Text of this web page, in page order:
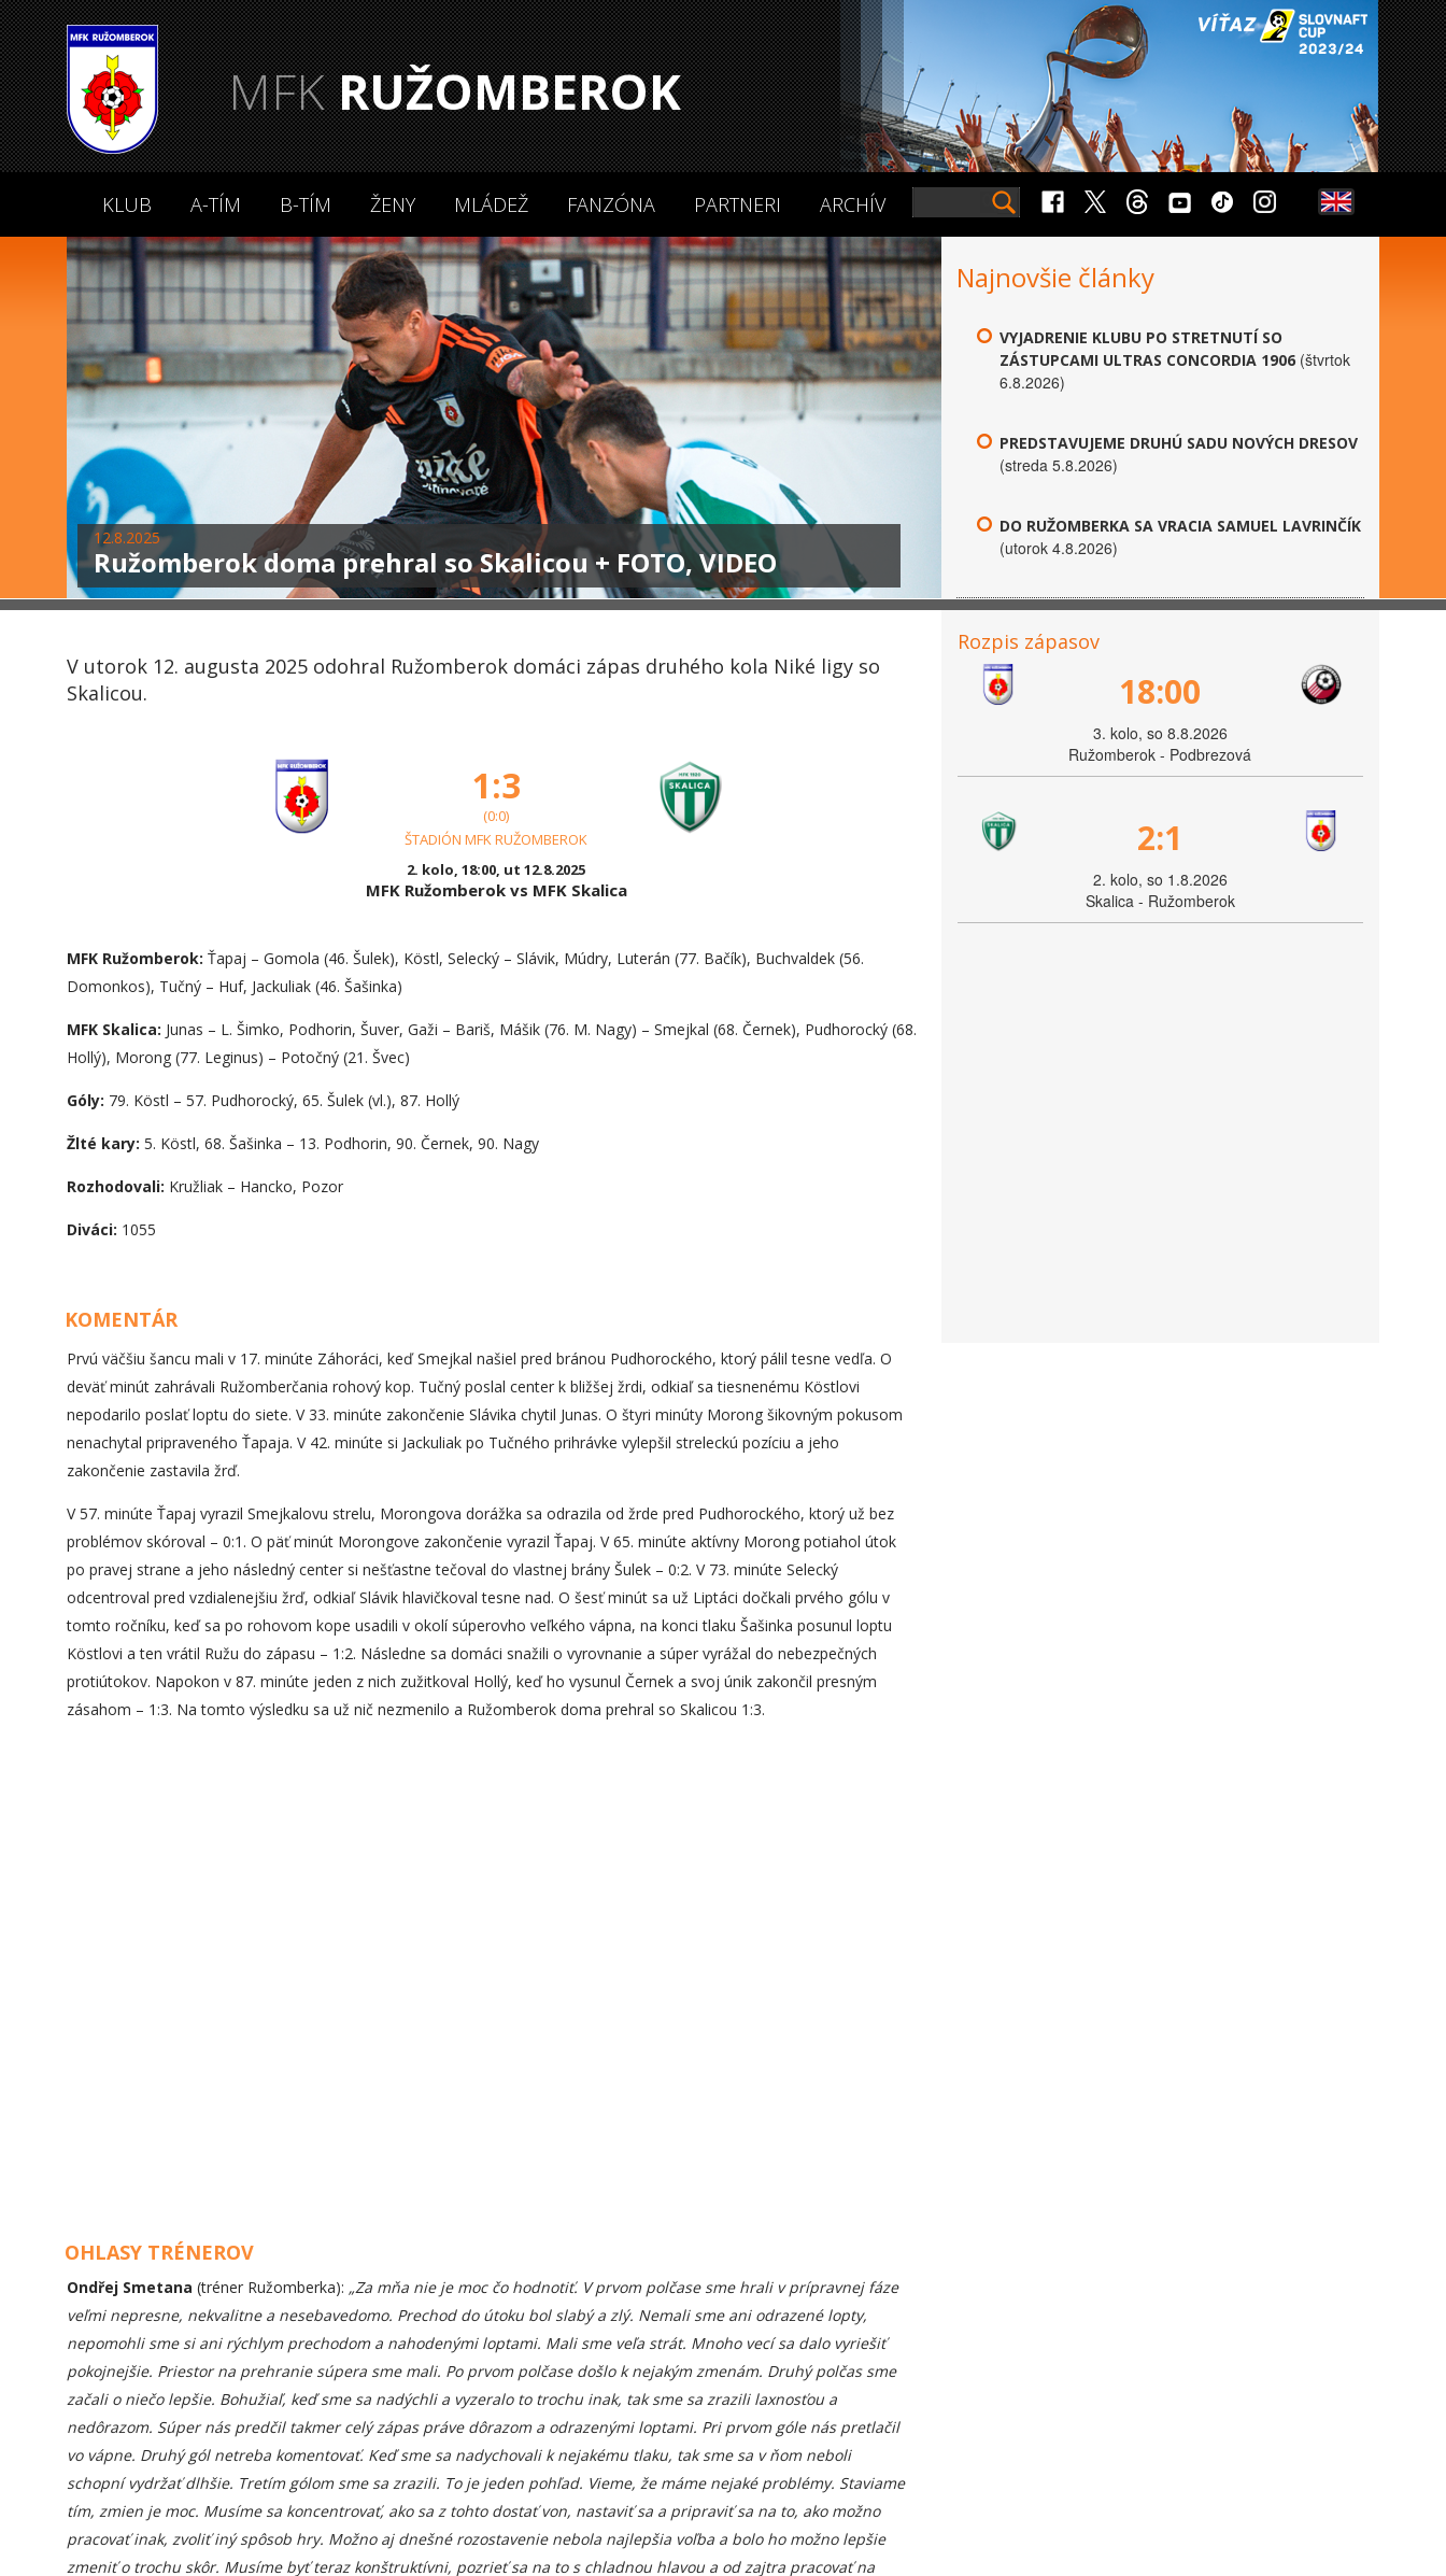
MFKRUŽOMBEROK
KLUB A-TÍM B-TÍM ŽENY MLÁDEŽ FANZÓNA PARTNERI ARCHÍV
12.8.2025
Ružomberok doma prehral so Skalicou + FOTO, VIDEO
Najnovšie články
VYJADRENIE KLUBU PO STRETNUTÍ SO
ZÁSTUPCAMI ULTRAS CONCORDIA 1906 (štvrtok
6.8.2026)
PREDSTAVUJEME DRUHÚ SADU NOVÝCH DRESOV
(streda 5.8.2026)
DO RUŽOMBERKA SA VRACIA SAMUEL LAVRINČÍK
(utorok 4.8.2026)
V utorok 12. augusta 2025 odohral Ružomberok domáci zápas druhého kola Niké ligy so
Skalicou.
1:3
(0:0)
ŠTADIÓN MFK RUŽOMBEROK
2. kolo, 18:00, ut 12.8.2025
MFK Ružomberok vs MFK Skalica
MFK Ružomberok: Ťapaj – Gomola (46. Šulek), Köstl, Selecký – Slávik, Múdry, Luterán (77. Bačík), Buchvaldek (56.
Domonkos), Tučný – Huf, Jackuliak (46. Šašinka)
MFK Skalica: Junas – L. Šimko, Podhorin, Šuver, Gaži – Bariš, Mášik (76. M. Nagy) – Smejkal (68. Černek), Pudhorocký (68.
Hollý), Morong (77. Leginus) – Potočný (21. Švec)
Góly: 79. Köstl – 57. Pudhorocký, 65. Šulek (vl.), 87. Hollý
Žlté kary: 5. Köstl, 68. Šašinka – 13. Podhorin, 90. Černek, 90. Nagy
Rozhodovali: Kružliak – Hancko, Pozor
Diváci: 1055
KOMENTÁR
Prvú väčšiu šancu mali v 17. minúte Záhoráci, keď Smejkal našiel pred bránou Pudhorockého, ktorý pálil tesne vedľa. O
deväť minút zahrávali Ružomberčania rohový kop. Tučný poslal center k bližšej žrdi, odkiaľ sa tiesnenému Köstlovi
nepodarilo poslať loptu do siete. V 33. minúte zakončenie Slávika chytil Junas. O štyri minúty Morong šikovným pokusom
nenachytal pripraveného Ťapaja. V 42. minúte si Jackuliak po Tučného prihrávke vylepšil streleckú pozíciu a jeho
zakončenie zastavila žrď.
V 57. minúte Ťapaj vyrazil Smejkalovu strelu, Morongova dorážka sa odrazila od žrde pred Pudhorockého, ktorý už bez
problémov skóroval – 0:1. O päť minút Morongove zakončenie vyrazil Ťapaj. V 65. minúte aktívny Morong potiahol útok
po pravej strane a jeho následný center si nešťastne tečoval do vlastnej brány Šulek – 0:2. V 73. minúte Selecký
odcentroval pred vzdialenejšiu žrď, odkiaľ Slávik hlavičkoval tesne nad. O šesť minút sa už Liptáci dočkali prvého gólu v
tomto ročníku, keď sa po rohovom kope usadili v okolí súperovho veľkého vápna, na konci tlaku Šašinka posunul loptu
Köstlovi a ten vrátil Ružu do zápasu – 1:2. Následne sa domáci snažili o vyrovnanie a súper vyrážal do nebezpečných
protiútokov. Napokon v 87. minúte jeden z nich zužitkoval Hollý, keď ho vysunul Černek a svoj únik zakončil presným
zásahom – 1:3. Na tomto výsledku sa už nič nezmenilo a Ružomberok doma prehral so Skalicou 1:3.
OHLASY TRÉNEROV
Ondřej Smetana (tréner Ružomberka): „Za mňa nie je moc čo hodnotiť. V prvom polčase sme hrali v prípravnej fáze
veľmi nepresne, nekvalitne a nesebavedomo. Prechod do útoku bol slabý a zlý. Nemali sme ani odrazené lopty,
nepomohli sme si ani rýchlym prechodom a nahodenými loptami. Mali sme veľa strát. Mnoho vecí sa dalo vyriešiť
pokojnejšie. Priestor na prehranie súpera sme mali. Po prvom polčase došlo k nejakým zmenám. Druhý polčas sme
začali o niečo lepšie. Bohužiaľ, keď sme sa nadýchli a vyzeralo to trochu inak, tak sme sa zrazili laxnosťou a
nedôrazom. Súper nás predčil takmer celý zápas práve dôrazom a odrazenými loptami. Pri prvom góle nás pretlačil
vo vápne. Druhý gól netreba komentovať. Keď sme sa nadychovali k nejakému tlaku, tak sme sa v ňom neboli
schopní vydržať dlhšie. Tretím gólom sme sa zrazili. To je jeden pohľad. Vieme, že máme nejaké problémy. Staviame
tím, zmien je moc. Musíme sa koncentrovať, ako sa z tohto dostať von, nastaviť sa a pripraviť sa na to, ako možno
pracovať inak, zvoliť iný spôsob hry. Možno aj dnešné rozostavenie nebola najlepšia voľba a bolo ho možno lepšie
zmeniť o trochu skôr. Musíme byť teraz konštruktívni, pozrieť sa na to s chladnou hlavou a od zajtra pracovať na
Rozpis zápasov
18:00
3. kolo, so 8.8.2026
Ružomberok - Podbrezová
2:1
2. kolo, so 1.8.2026
Skalica - Ružomberok